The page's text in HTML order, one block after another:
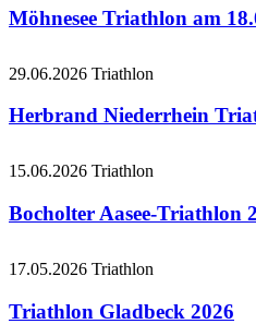
Möhnesee Triathlon am
29.06.2026 Triathlon
Herbrand Niederrhein
15.06.2026 Triathlon
Bocholter Aasee-Triathlon
17.05.2026 Triathlon
Triathlon Gladbeck 2026